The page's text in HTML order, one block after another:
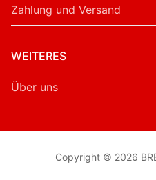
Zahlung und Versand
WEITERES
Über uns
Copyright © 2026